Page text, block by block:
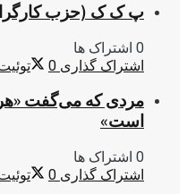
پ ک ک (حزب
0 اشتراک ها
اشتراک گذاری 0
مردی که می‌گفت
است»
0 اشتراک ها
اشتراک گذاری 0